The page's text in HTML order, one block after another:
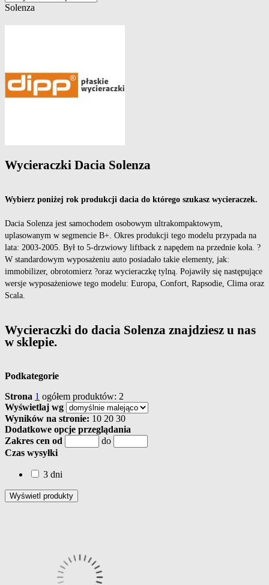
Solenza
Wycieraczki Dacia Solenza
Wybierz poniżej rok produkcji dacia do którego szukasz wycieraczek.
Dacia Solenza jest samochodem osobowym ultrakompaktowym,
uplasowanym w segmencie B+. Okres produkcji tego modelu przypada na
lata: 2003-2005. Był to 5-drzwiowy liftback z napędem na przednie koła. ?
W standardowym wyposażeniu auto posiadało takie elementy, jak:
immobilizer, obrotomierz ?oraz wycieraczkę tylną. Pojawiły się następujące
wersje wyposażeniowe tego modelu: Europa, Confort, Rapsodie, Clima oraz
Scala.
Wycieraczki do dacia Solenza znajdziesz u nas
w sklepie.
Podkategorie
Strona 1 ogółem produktów: 2
Wyświetlaj wg
Wyników na stronie: 10 20 30
Dodatkowe opcje przeglądania
Zakres cen od
do
Czas wysyłki
3 dni